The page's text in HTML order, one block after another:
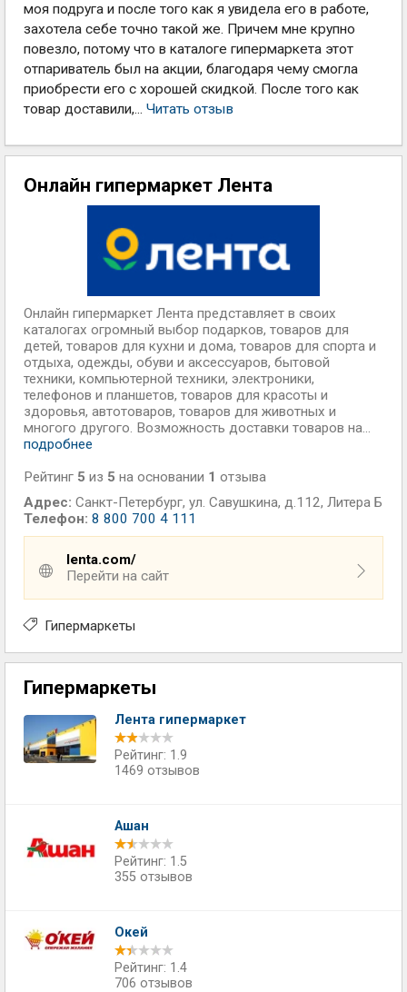
моя подруга и после того как я увидела его в работе,
захотела себе точно такой же. Причем мне крупно
повезло, потому что в каталоге гипермаркета этот
отпариватель был на акции, благодаря чему смогла
приобрести его с хорошей скидкой. После того как
товар доставили,... Читать отзыв
Онлайн гипермаркет Лента
Онлайн гипермаркет Лента представляет в своих
каталогах огромный выбор подарков, товаров для
детей, товаров для кухни и дома, товаров для спорта и
отдыха, одежды, обуви и аксессуаров, бытовой
техники, компьютерной техники, электроники,
телефонов и планшетов, товаров для красоты и
здоровья, автотоваров, товаров для животных и
многого другого. Возможность доставки товаров на...
подробнее
Рейтинг 5 из 5 на основании 1 отзыва
Адрес: Санкт-Петербург, ул. Савушкина, д.112, Литера Б
Телефон: 8 800 700 4 111
lenta.com/
Перейти на сайт
Гипермаркеты
Гипермаркеты
Лента гипермаркет
Рейтинг: 1.9
1469 отзывов
Ашан
Рейтинг: 1.5
355 отзывов
Окей
Рейтинг: 1.4
706 отзывов